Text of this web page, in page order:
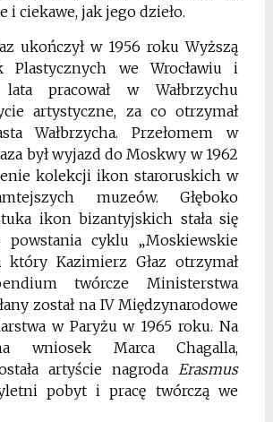
i ciekawe, jak jego dzieło.
ukończył w 1956 roku Wyższą
Plastycznych we Wrocławiu i
pracował w Wałbrzychu
artystyczne, za co otrzymał
Wałbrzycha. Przełomem w
był wyjazd do Moskwy w 1962
kolekcji ikon staroruskich w
muzeów. Głęboko
ikon bizantyjskich stała się
powstania cyklu „Moskiewskie
który Kazimierz Głaz otrzymał
twórcze Ministerstwa
został na IV Międzynarodowe
w Paryżu w 1965 roku. Na
wniosek Marca Chagalla,
artyście nagroda Erasmus
pobyt i pracę twórczą we